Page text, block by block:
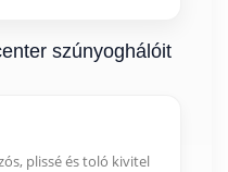
szúnyoghálóit
plissé és toló kivitel